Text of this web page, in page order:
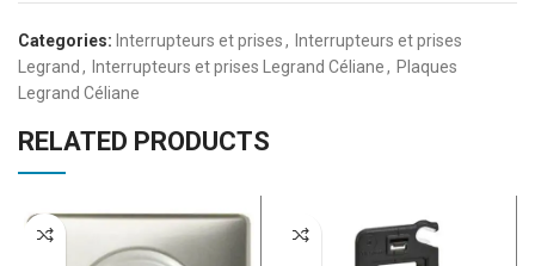
Categories: Interrupteurs et prises, Interrupteurs et prises
Legrand , Interrupteurs et prises Legrand Céliane, Plaques
Legrand Céliane
RELATED PRODUCTS